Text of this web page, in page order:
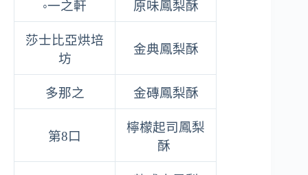
◦一之軒 原味鳳梨酥
莎士比亞烘培
坊
金典鳳梨酥
多那之 金磚鳳梨酥
第8口
檸檬起司鳳梨
酥